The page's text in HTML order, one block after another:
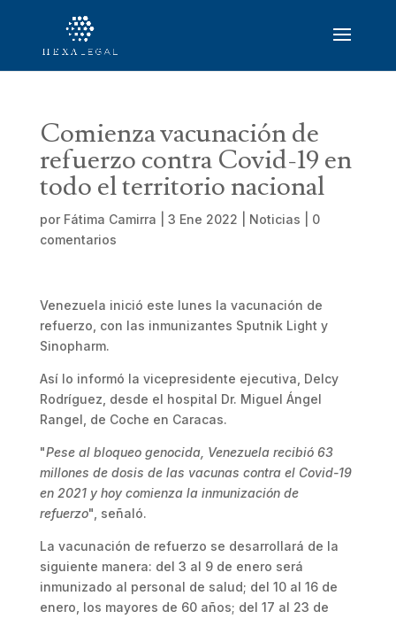
Comienza vacunación de
refuerzo contra Covid-19 en
todo el territorio nacional
por Fátima Camirra 3 Ene 2022 Noticias
0
comentarios
Venezuela inició este lunes la vacunación de
refuerzo, con las inmunizantes Sputnik Light y
Sinopharm.
Así lo informó la vicepresidente ejecutiva, Delcy
Rodríguez, desde el hospital Dr. Miguel Ángel
Rangel, de Coche en Caracas.
"Pese al bloqueo genocida, Venezuela recibió 63
millones de dosis de las vacunas contra el Covid-19
en 2021 y hoy comienza la inmunización de
refuerzo", señaló.
La vacunación de refuerzo se desarrollará de la
siguiente manera: del 3 al 9 de enero será
inmunizado al personal de salud; del 10 al 16 de
enero, los mayores de 60 años; del 17 al 23 de